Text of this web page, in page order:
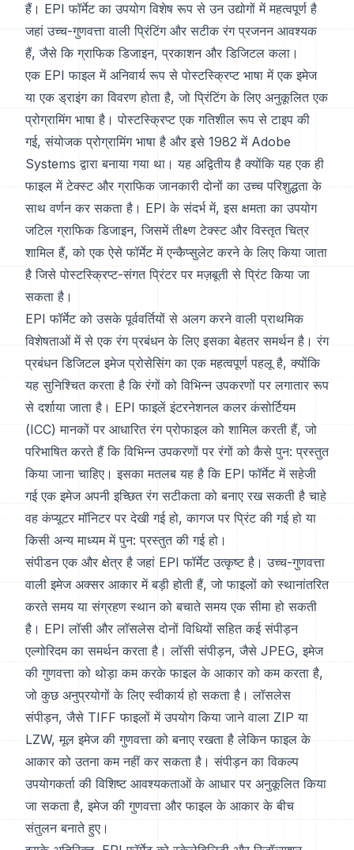
हैं। EPI फॉर्मेट का उपयोग विशेष रूप से उन उद्योगों में महत्वपूर्ण है
जहां उच्च-गुणवत्ता वाली प्रिंटिंग और सटीक रंग प्रजनन आवश्यक
हैं, जैसे कि ग्राफिक डिजाइन, प्रकाशन और डिजिटल कला।
एक EPI फाइल में अनिवार्य रूप से पोस्टस्क्रिप्ट भाषा में एक इमेज
या एक ड्राइंग का विवरण होता है, जो प्रिंटिंग के लिए अनुकूलित एक
प्रोग्रामिंग भाषा है। पोस्टस्क्रिप्ट एक गतिशील रूप से टाइप की
गई, संयोजक प्रोग्रामिंग भाषा है और इसे 1982 में Adobe
Systems द्वारा बनाया गया था। यह अद्वितीय है क्योंकि यह एक ही
फाइल में टेक्स्ट और ग्राफिक जानकारी दोनों का उच्च परिशुद्धता के
साथ वर्णन कर सकता है। EPI के संदर्भ में, इस क्षमता का उपयोग
जटिल ग्राफिक डिजाइन, जिसमें तीक्ष्ण टेक्स्ट और विस्तृत चित्र
शामिल हैं, को एक ऐसे फॉर्मेट में एन्कैप्सुलेट करने के लिए किया जाता
है जिसे पोस्टस्क्रिप्ट-संगत प्रिंटर पर मज़बूती से प्रिंट किया जा
सकता है।
EPI फॉर्मेट को उसके पूर्ववर्तियों से अलग करने वाली प्राथमिक
विशेषताओं में से एक रंग प्रबंधन के लिए इसका बेहतर समर्थन है। रंग
प्रबंधन डिजिटल इमेज प्रोसेसिंग का एक महत्वपूर्ण पहलू है, क्योंकि
यह सुनिश्चित करता है कि रंगों को विभिन्न उपकरणों पर लगातार रूप
से दर्शाया जाता है। EPI फाइलें इंटरनेशनल कलर कंसोर्टियम
(ICC) मानकों पर आधारित रंग प्रोफाइल को शामिल करती हैं, जो
परिभाषित करते हैं कि विभिन्न उपकरणों पर रंगों को कैसे पुन: प्रस्तुत
किया जाना चाहिए। इसका मतलब यह है कि EPI फॉर्मेट में सहेजी
गई एक इमेज अपनी इच्छित रंग सटीकता को बनाए रख सकती है चाहे
वह कंप्यूटर मॉनिटर पर देखी गई हो, कागज पर प्रिंट की गई हो या
किसी अन्य माध्यम में पुन: प्रस्तुत की गई हो।
संपीडन एक और क्षेत्र है जहां EPI फॉर्मेट उत्कृष्ट है। उच्च-गुणवत्ता
वाली इमेज अक्सर आकार में बड़ी होती हैं, जो फाइलों को स्थानांतरित
करते समय या संग्रहण स्थान को बचाते समय एक सीमा हो सकती
है। EPI लॉसी और लॉसलेस दोनों विधियों सहित कई संपीड़न
एल्गोरिदम का समर्थन करता है। लॉसी संपीड़न, जैसे JPEG, इमेज
की गुणवत्ता को थोड़ा कम करके फाइल के आकार को कम करता है,
जो कुछ अनुप्रयोगों के लिए स्वीकार्य हो सकता है। लॉसलेस
संपीड़न, जैसे TIFF फाइलों में उपयोग किया जाने वाला ZIP या
LZW, मूल इमेज की गुणवत्ता को बनाए रखता है लेकिन फाइल के
आकार को उतना कम नहीं कर सकता है। संपीड़न का विकल्प
उपयोगकर्ता की विशिष्ट आवश्यकताओं के आधार पर अनुकूलित किया
जा सकता है, इमेज की गुणवत्ता और फाइल के आकार के बीच
संतुलन बनाते हुए।